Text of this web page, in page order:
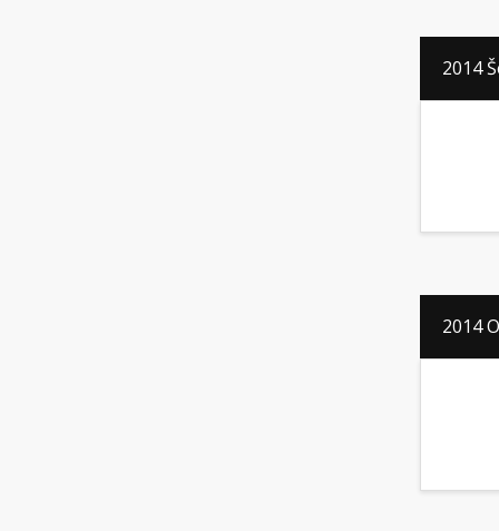
2014
2014